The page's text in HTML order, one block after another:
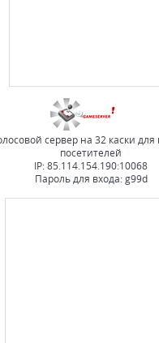
сервер на 32 каски
посетителей
IP: 85.114.154.190:10068
Пароль для входа: g99d